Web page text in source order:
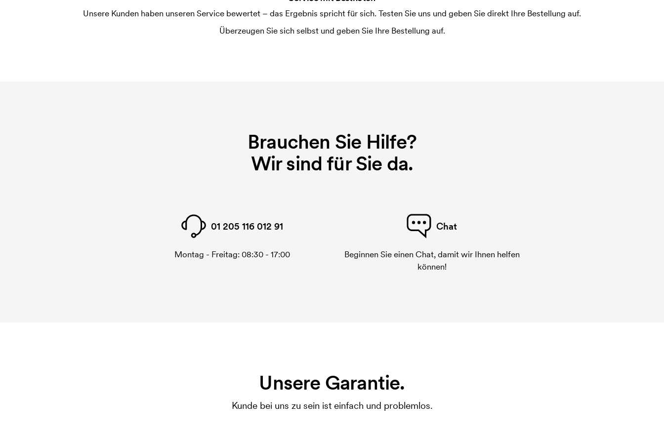
Unsere Kunden haben unseren Service bewertet – das Ergebnis spricht für sich. Testen Sie uns und geben Sie direkt Ihre Bestellung auf.
Überzeugen Sie sich selbst und geben Sie Ihre Bestellung auf.
Brauchen Sie Hilfe?
Wir sind für Sie da.
01 205 116 012 91
Montag - Freitag: 08:30 - 17:00
Chat
Beginnen Sie einen Chat, damit wir Ihnen helfen
können!
Unsere Garantie.
Kunde bei uns zu sein ist einfach und problemlos.